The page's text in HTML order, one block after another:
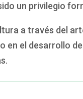
un privilegio
a través del
en el desarrollo